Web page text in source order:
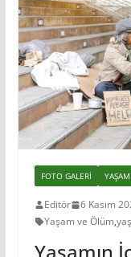
FOTO GALERI
Editör 6 Kasım
Yaşam ve Ölüm,